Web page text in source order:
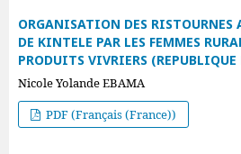
ORGANISATION DES RISTOURNES
DE KINTELE PAR LES FEMMES
PRODUITS VIVRIERS (REPUBLIQUE
Nicole Yolande EBAMA
PDF (Français (France))